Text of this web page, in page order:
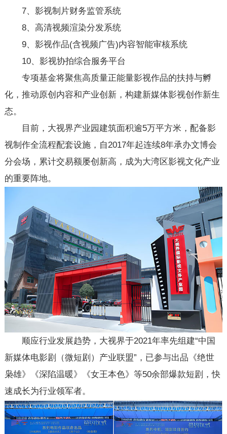
7、影视制片财务监管系统
8、高清视频渲染分发系统
9、影视作品(含视频广告)内容智能审核系统
10、影视协拍综合服务平台
专项基金将聚焦高质量正能量影视作品的扶持与孵
化，推动原创内容和产业创新，构建新媒体影视创作新生
态。
目前，大视界产业园建筑面积逾5万平方米，配备影
视制作全流程配套设施，自2017年起连续8年承办文博会
分会场，累计交易额屡创新高，成为大湾区影视文化产业
的重要阵地。
顺应行业发展趋势，大视界于2021年率先组建“中国
新媒体电影剧（微短剧）产业联盟”，已参与出品《绝世
枭雄》《深陷温暖》《女王本色》等50余部爆款短剧，快
速成长为行业领军者。